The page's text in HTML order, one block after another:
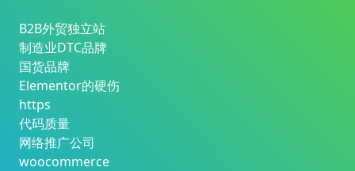
B2B外贸独立站
制造业DTC品牌
国货品牌
Elementor的硬伤
https
代码质量
网络推广公司
woocommerce